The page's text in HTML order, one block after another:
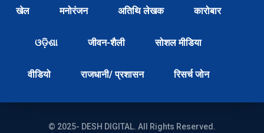
खेल मनोरंजन अतिथि लेखक कारोबार
ଓଡ଼ିଶା जीवन-शैली सोशल मीडिया
वीडियो राजधानी/ प्रशासन रिसर्च जोन
© 2025- DESH DIGITAL. All Rights Reserved.